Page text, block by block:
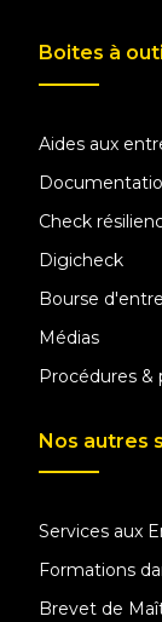
Boites à
Aides aux
Check
Digicheck
Bourse
Médias
Procédures &
Nos autres
Services aux
Formations
Brevet de